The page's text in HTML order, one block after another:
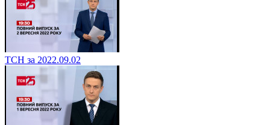
ТСН за 2022.09.02